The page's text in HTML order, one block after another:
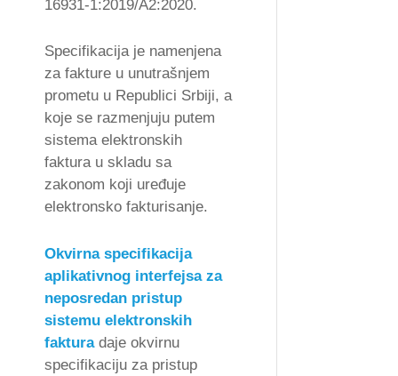
16931-1:2019/A2:2020.
Specifikacija je namenjena
za fakture u unutrašnjem
prometu u Republici Srbiji, a
koje se razmenjuju putem
sistema elektronskih
faktura u skladu sa
zakonom koji uređuje
elektronsko fakturisanje.
Okvirna specifikacija
aplikativnog interfejsa za
neposredan pristup
sistemu elektronskih
fakturadaje okvirnu
specifikaciju za pristup